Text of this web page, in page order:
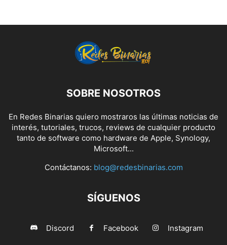
SOBRE NOSOTROS
En Redes Binarias quiero mostraros las últimas noticias de
interés, tutoriales, trucos, reviews de cualquier producto
tanto de software como hardware de Apple, Synology,
Microsoft...
Contáctanos: blog@redesbinarias.com
SÍGUENOS
Discord Facebook Instagram